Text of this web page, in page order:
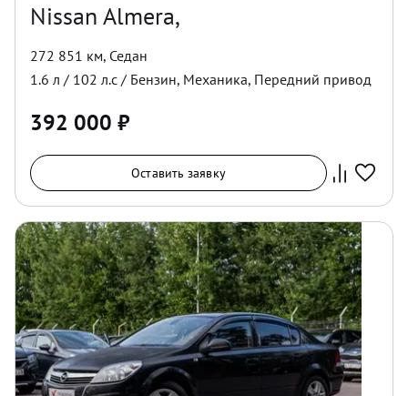
Nissan Almera,
272 851 км, Седан
1.6 л / 102 л.с / Бензин, Механика, Передний привод
392 000 ₽
Оставить заявку